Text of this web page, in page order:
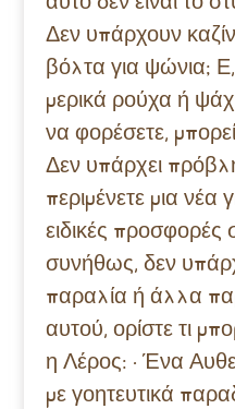
Δεν υπάρχουν
βόλτα για ψώνια;
μερικά ρούχα ή
να φορέσετε,
Δεν υπάρχει
περιμένετε μια
ειδικές προσφορές
συνήθως, δεν
παραλία ή άλλα
αυτού, ορίστε τι
η Λέρος: · Ένα
με γοητευτικά